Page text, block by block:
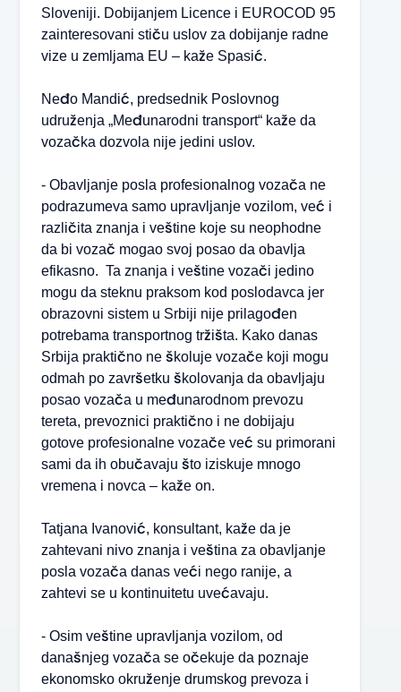
Sloveniji. Dobijanjem Licence i EUROCOD 95
zainteresovani stiču uslov za dobijanje radne
vize u zemljama EU – kaže Spasić.
Neđo Mandić, predsednik Poslovnog
udruženja „Međunarodni transport“ kaže da
vozačka dozvola nije jedini uslov.
- Obavljanje posla profesionalnog vozača ne
podrazumeva samo upravljanje vozilom, već i
različita znanja i veštine koje su neophodne
da bi vozač mogao svoj posao da obavlja
efikasno. Ta znanja i veštine vozači jedino
mogu da steknu praksom kod poslodavca jer
obrazovni sistem u Srbiji nije prilagođen
potrebama transportnog tržišta. Kako danas
Srbija praktično ne školuje vozače koji mogu
odmah po završetku školovanja da obavljaju
posao vozača u međunarodnom prevozu
tereta, prevoznici praktično i ne dobijaju
gotove profesionalne vozače već su primorani
sami da ih obučavaju što iziskuje mnogo
vremena i novca – kaže on.
Tatjana Ivanović, konsultant, kaže da je
zahtevani nivo znanja i veština za obavljanje
posla vozača danas veći nego ranije, a
zahtevi se u kontinuitetu uvećavaju.
- Osim veštine upravljanja vozilom, od
današnjeg vozača se očekuje da poznaje
ekonomsko okruženje drumskog prevoza i